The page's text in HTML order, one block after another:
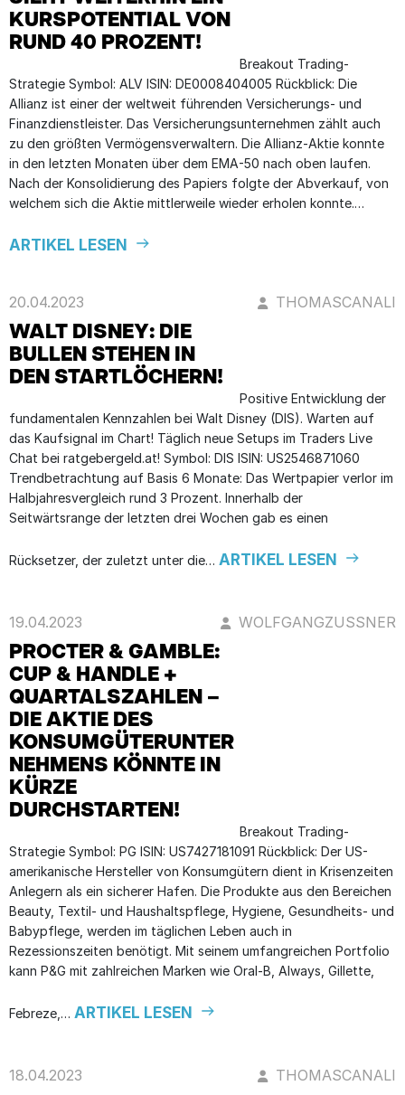
KURSPOTENTIAL VON
RUND 40 PROZENT!
Breakout Trading-
Strategie Symbol: ALV ISIN: DE0008404005 Rückblick: Die
Allianz ist einer der weltweit führenden Versicherungs- und
Finanzdienstleister. Das Versicherungsunternehmen zählt auch
zu den größten Vermögensverwaltern. Die Allianz-Aktie konnte
in den letzten Monaten über dem EMA-50 nach oben laufen.
Nach der Konsolidierung des Papiers folgte der Abverkauf, von
welchem sich die Aktie mittlerweile wieder erholen konnte.…
ARTIKEL LESEN
20.04.2023 THOMASCANALI
WALT DISNEY: DIE
BULLEN STEHEN IN
DEN STARTLÖCHERN!
Positive Entwicklung der
fundamentalen Kennzahlen bei Walt Disney (DIS). Warten auf
das Kaufsignal im Chart! Täglich neue Setups im Traders Live
Chat bei ratgebergeld.at! Symbol: DIS ISIN: US2546871060
Trendbetrachtung auf Basis 6 Monate: Das Wertpapier verlor im
Halbjahresvergleich rund 3 Prozent. Innerhalb der
Seitwärtsrange der letzten drei Wochen gab es einen
Rücksetzer, der zuletzt unter die… ARTIKEL LESEN
19.04.2023 WOLFGANGZUSSNER
PROCTER & GAMBLE:
CUP & HANDLE +
QUARTALSZAHLEN –
DIE AKTIE DES
KONSUMGÜTERUNTER
NEHMENS KÖNNTE IN
KÜRZE
DURCHSTARTEN!
Breakout Trading-
Strategie Symbol: PG ISIN: US7427181091 Rückblick: Der US-
amerikanische Hersteller von Konsumgütern dient in Krisenzeiten
Anlegern als ein sicherer Hafen. Die Produkte aus den Bereichen
Beauty, Textil- und Haushaltspflege, Hygiene, Gesundheits- und
Babypflege, werden im täglichen Leben auch in
Rezessionszeiten benötigt. Mit seinem umfangreichen Portfolio
kann P&G mit zahlreichen Marken wie Oral-B, Always, Gillette,
Febreze,… ARTIKEL LESEN
18.04.2023 THOMASCANALI